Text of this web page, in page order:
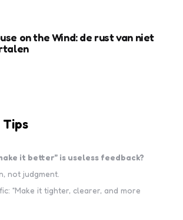
on the Wind: de rust van niet
it better” is useless feedback?
not judgment.
“Make it tighter, clearer, and more